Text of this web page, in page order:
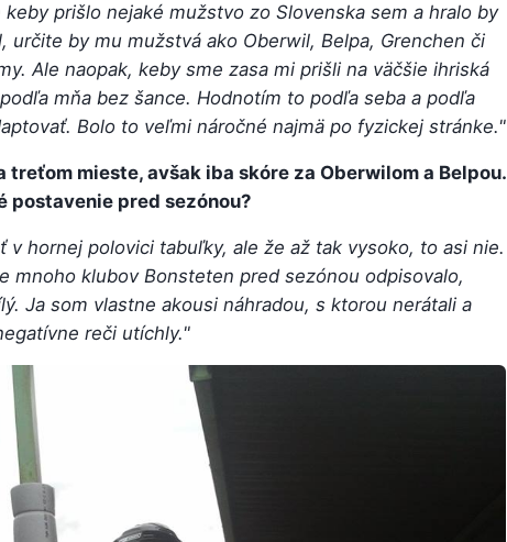
prišlo nejaké mužstvo zo Slovenska sem a hralo by
určite by mu mužstvá ako Oberwil, Belpa, Grenchen či
Ale naopak, keby sme zasa mi prišli na väčšie ihriská
mňa bez šance. Hodnotím to podľa seba a podľa
Bolo to veľmi náročné najmä po fyzickej stránke."
treťom mieste, avšak iba skóre za Oberwilom a Belpou.
postavenie pred sezónou?
v hornej polovici tabuľky, ale že až tak vysoko, to asi nie.
mnoho klubov Bonsteten pred sezónou odpisovalo,
Ja som vlastne akousi náhradou, s ktorou nerátali a
reči utíchly."